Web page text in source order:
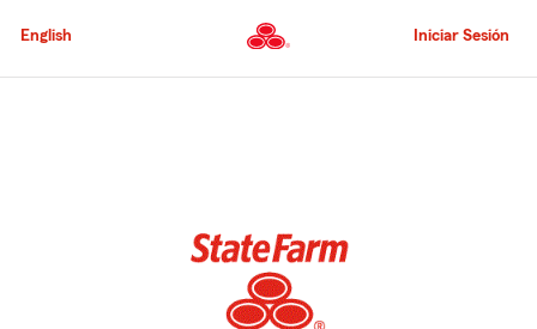
al
principal
English Iniciar Sesión